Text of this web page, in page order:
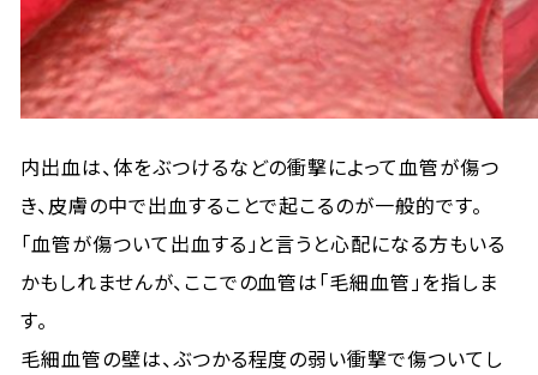
内出血は、体をぶつけるなどの衝撃によって血管が傷つ
き、皮膚の中で出血することで起こるのが一般的です。
「血管が傷ついて出血する」と言うと心配になる方もいる
かもしれませんが、ここでの血管は「毛細血管」を指しま
す。
毛細血管の壁は、ぶつかる程度の弱い衝撃で傷ついてし